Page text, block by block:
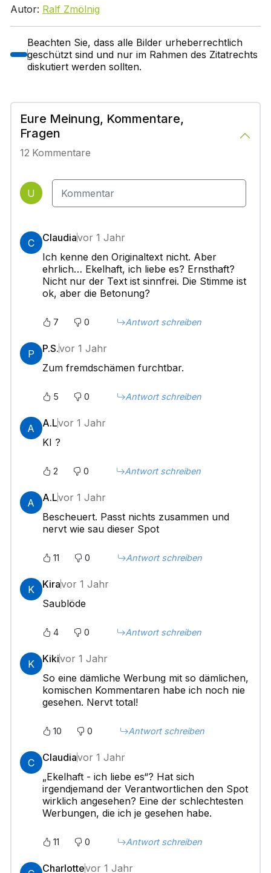
Autor: Ralf Zmölnig
Beachten Sie, dass alle Bilder urheberrechtlich
geschützt sind und nur im Rahmen des Zitatrechts
diskutiert werden sollten.
Eure Meinung, Kommentare,
Fragen
12 Kommentare
U
C Claudiavor 1 Jahr
Ich kenne den Originaltext nicht. Aber
ehrlich… Ekelhaft, ich liebe es? Ernsthaft?
Nicht nur der Text ist sinnfrei. Die Stimme ist
ok, aber die Betonung?
7 0 Antwort schreiben
P P.S.vor 1 Jahr
Zum fremdschämen furchtbar.
5 0 Antwort schreiben
A A.Lvor 1 Jahr
KI ?
2 0 Antwort schreiben
A A.Lvor 1 Jahr
Bescheuert. Passt nichts zusammen und
nervt wie sau dieser Spot
11 0 Antwort schreiben
K Kiravor 1 Jahr
Saublöde
4 0 Antwort schreiben
K Kikivor 1 Jahr
So eine dämliche Werbung mit so dämlichen,
komischen Kommentaren habe ich noch nie
gesehen. Nervt total!
10 0 Antwort schreiben
C Claudiavor 1 Jahr
„Ekelhaft - ich liebe es“? Hat sich
irgendjemand der Verantwortlichen den Spot
wirklich angesehen? Eine der schlechtesten
Werbungen, die ich je gesehen habe.
11 0 Antwort schreiben
Charlottevor 1 Jahr